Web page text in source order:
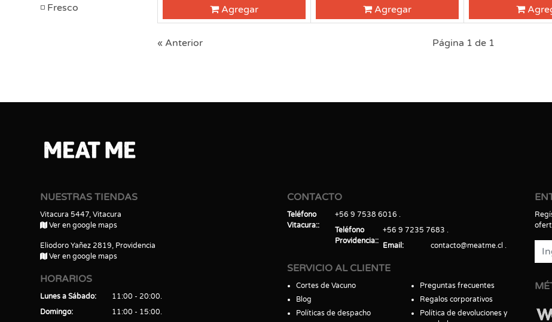
Fresco
Agregar Agregar
« Anterior Página 1 de 1
NUESTRAS TIENDAS
Vitacura 5447, Vitacura
Ver en google maps
Eliodoro Yañez 2819, Providencia
Ver en google maps
HORARIOS
Lunes a Sábado
11:00 - 20:00
Domingo
11:00 - 15:00
CONTACTO
Teléfono
Vitacura:
+56 9 7538 6016
Teléfono
Providencia:
+56 9 7235 7683
Email
contacto@meatme.cl
SERVICIO AL CLIENTE
Cortes de Vacuno
Blog
Políticas de despacho
Preguntas frecuentes
Regalos corporativos
Política de devoluciones y